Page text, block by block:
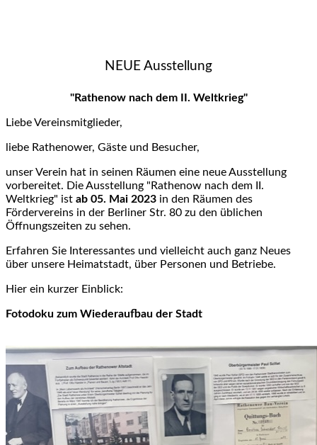
NEUE Ausstellung
"Rathenow nach dem II. Weltkrieg"
Liebe Vereinsmitglieder,
liebe Rathenower, Gäste und Besucher,
unser Verein hat in seinen Räumen eine neue Ausstellung
vorbereitet. Die Ausstellung "Rathenow nach dem II.
Weltkrieg" ist ab 05. Mai 2023 in den Räumen des
Fördervereins in der Berliner Str. 80 zu den üblichen
Öffnungszeiten zu sehen.
Erfahren Sie Interessantes und vielleicht auch ganz Neues
über unsere Heimatstadt, über Personen und Betriebe.
Hier ein kurzer Einblick:
Fotodoku zum Wiederaufbau der Stadt